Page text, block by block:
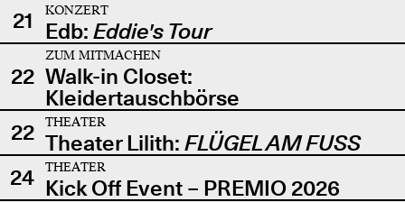
21
KONZERT
Edb: Eddie's Tour
22
ZUM MITMACHEN
Walk-in Closet:
Kleidertauschbörse
22
THEATER
Theater Lilith: FLÜGEL AM FUSS
24
THEATER
Kick Off Event – PREMIO 2026